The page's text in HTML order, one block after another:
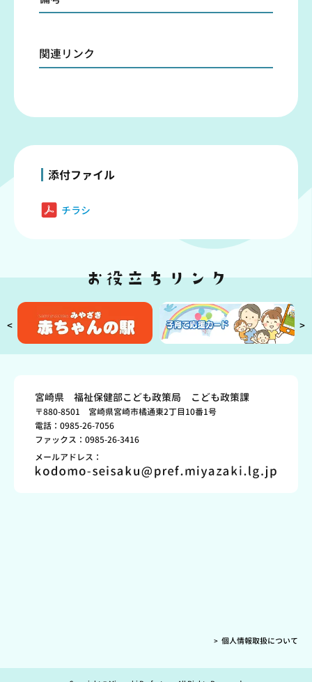
関連リンク
添付ファイル
チラシ
< >
宮崎県 福祉保健部こども政策局 こども政策課
〒880-8501 宮崎県宮崎市橘通東2丁目10番1号
電話：0985-26-7056
ファックス：0985-26-3416
メールアドレス：
個人情報取扱について